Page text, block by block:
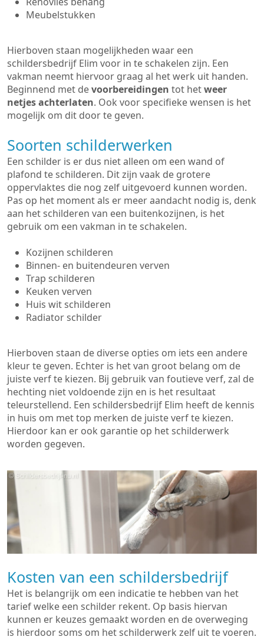
Meubelstukken
Hierboven staan mogelijkheden waar een
schildersbedrijf Elim voor in te schakelen zijn. Een
vakman neemt hiervoor graag al het werk uit handen.
Beginnend met devoorbereidingen tot hetweer
netjes achterlaten. Ook voor specifieke wensen is het
mogelijk om dit door te geven.
Soorten schilderwerken
Een schilder is er dus niet alleen om een wand of
plafond te schilderen. Dit zijn vaak de grotere
oppervlaktes die nog zelf uitgevoerd kunnen worden.
Pas op het moment als er meer aandacht nodig is, denk
aan het schilderen van een buitenkozijnen, is het
gebruik om een vakman in te schakelen.
Kozijnen schilderen
Binnen- en buitendeuren verven
Trap schilderen
Keuken verven
Huis wit schilderen
Radiator schilder
Hierboven staan de diverse opties om iets een andere
kleur te geven. Echter is het van groot belang om de
juiste verf te kiezen. Bij gebruik van foutieve verf, zal de
hechting niet voldoende zijn en is het resultaat
teleurstellend. Een schildersbedrijf Elim heeft de kennis
in huis om met top merken de juiste verf te kiezen.
Hierdoor kan er ook garantie op het schilderwerk
worden gegeven.
Kosten van een schildersbedrijf
Het is belangrijk om een indicatie te hebben van het
tarief welke een schilder rekent. Op basis hiervan
kunnen er keuzes gemaakt worden en de overweging
is hierdoor soms om het schilderwerk zelf uit te voeren.